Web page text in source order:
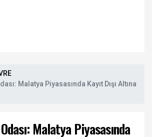
Malatya Piyasasında Kayıt Dışı Altına
Malatya Piyasasında